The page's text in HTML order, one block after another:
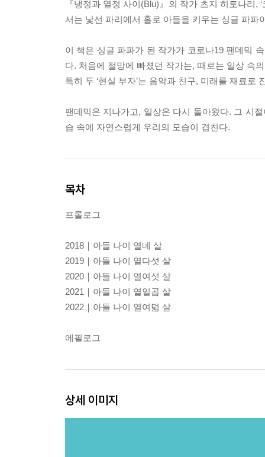
『냉정과 열정 사이(Blu)』의 작가 츠지 히토나리
서는 낯선 파리에서 홀로 아들을 키우는 싱글 파파
이 책은 싱글 파파가 된 작가가 코로나19 팬데믹
다. 처음에 절망에 빠졌던 작가는, 때로는 일상 속
특히 두 ‘현실 부자’는 음악과 친구, 미래를 재료
팬데믹은 지나가고, 일상은 다시 돌아왔다. 그 시
습 속에 자연스럽게 우리의 모습이 겹친다.
목차
프롤로그
2018｜아들 나이 열네 살
2019｜아들 나이 열다섯 살
2020｜아들 나이 열여섯 살
2021｜아들 나이 열일곱 살
2022｜아들 나이 열여덟 살
에필로그
상세 이미지